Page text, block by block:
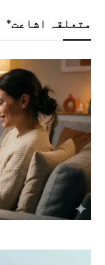
متعلقہ اشاعت*